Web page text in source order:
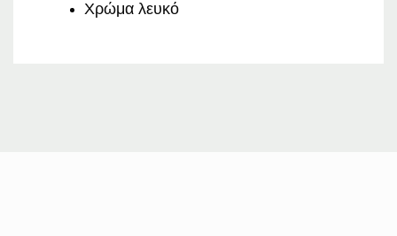
Χρώμα λευκό